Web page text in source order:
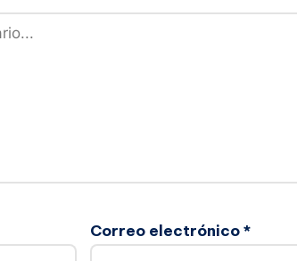
Correo electrónico*